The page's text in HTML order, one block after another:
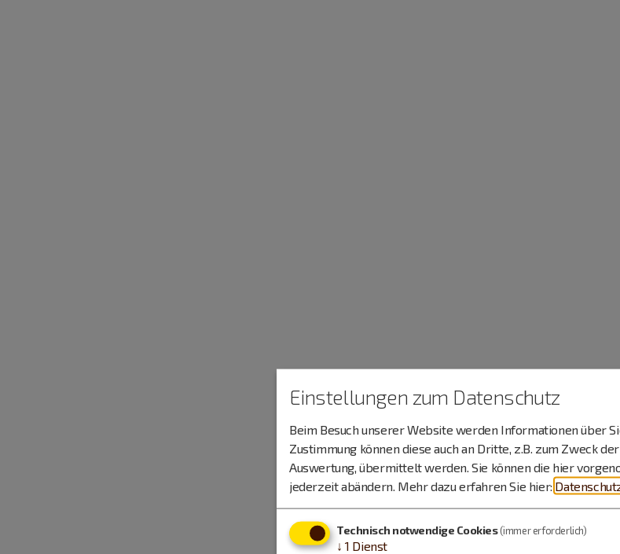
Einstellungen zum Datenschutz
Beim Besuch unserer Website werden Informationen über
Zustimmung können diese auch an Dritte, z.B. zum Zweck
Auswertung, übermittelt werden. Sie können die hier
jederzeit abändern. Mehr dazu erfahren Sie hier:
Technisch notwendige Cookies(immer erforderlich)
↓ 1 Dienst